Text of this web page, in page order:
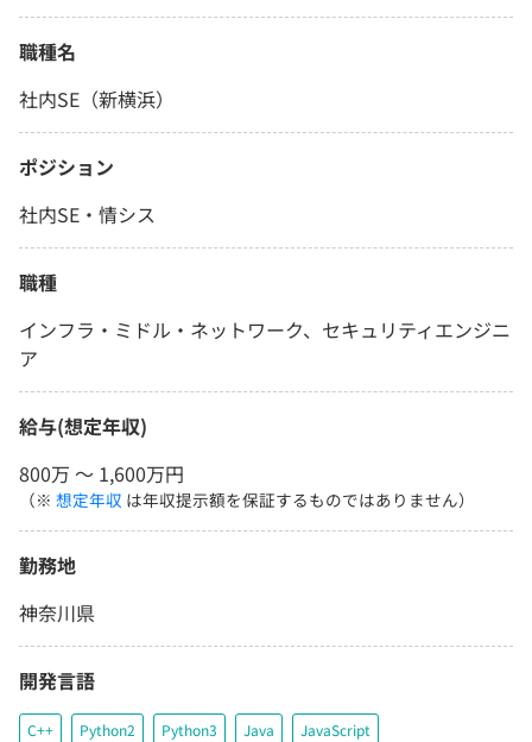
職種名
社内SE（新横浜）
ポジション
社内SE・情シス
職種
インフラ・ミドル・ネットワーク、セキュリティエンジニ
ア
給与(想定年収)
800万 〜 1,600万円
（※ 想定年収 は年収提示額を保証するものではありません）
勤務地
神奈川県
開発言語
C++ Python2 Python3 Java JavaScript